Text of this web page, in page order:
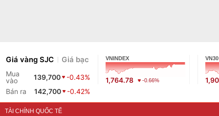
Giá vàng SJC Giá bạc
Mua
vào
139,700
-0.43%
Bán ra
142,700 -0.42%
VNINDEX
1,764.78 -0.66%
VN30
TÀI CHÍNH QUỐC TẾ